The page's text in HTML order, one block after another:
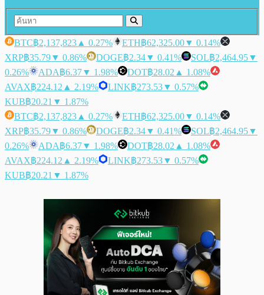
BTC฿2,137,823 ▲ 0.27% ETH฿62,325.00▼ 0.14%
XRP฿35.79▼ 0.86% DOGE฿2.34▼ 0.41% SOL฿2,464.95▼
0.26%
ADA฿6.37▼ 1.98% DOT฿28.02 ▲ 1.08%
AVAX฿224.12 ▲ 2.19% LINK฿273.53▼ 0.57%
KUB฿20.21 ▼ 1.87%
BTC฿2,137,823 ▲ 0.27% ETH฿62,325.00▼ 0.14%
XRP฿35.79▼ 0.86% DOGE฿2.34▼ 0.41% SOL฿2,464.95▼
0.26%
ADA฿6.37▼ 1.98% DOT฿28.02 ▲ 1.08%
AVAX฿224.12 ▲ 2.19% LINK฿273.53▼ 0.57%
KUB฿20.21 ▼ 1.87%